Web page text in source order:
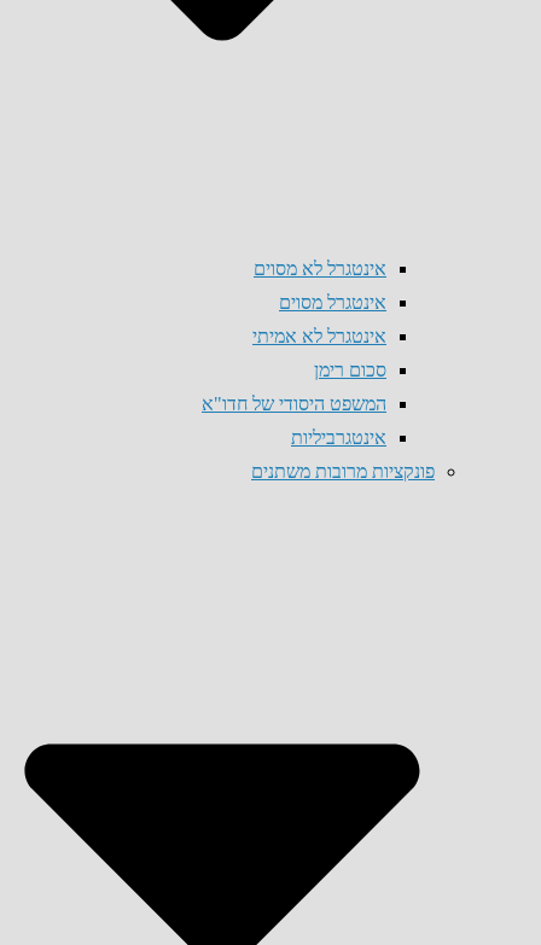
אינטגרל לא מסוים
אינטגרל מסוים
אינטגרל לא אמיתי
סכום רימן
המשפט היסודי של חדו"א
אינטגרביליות
פונקציות מרובות משתנים